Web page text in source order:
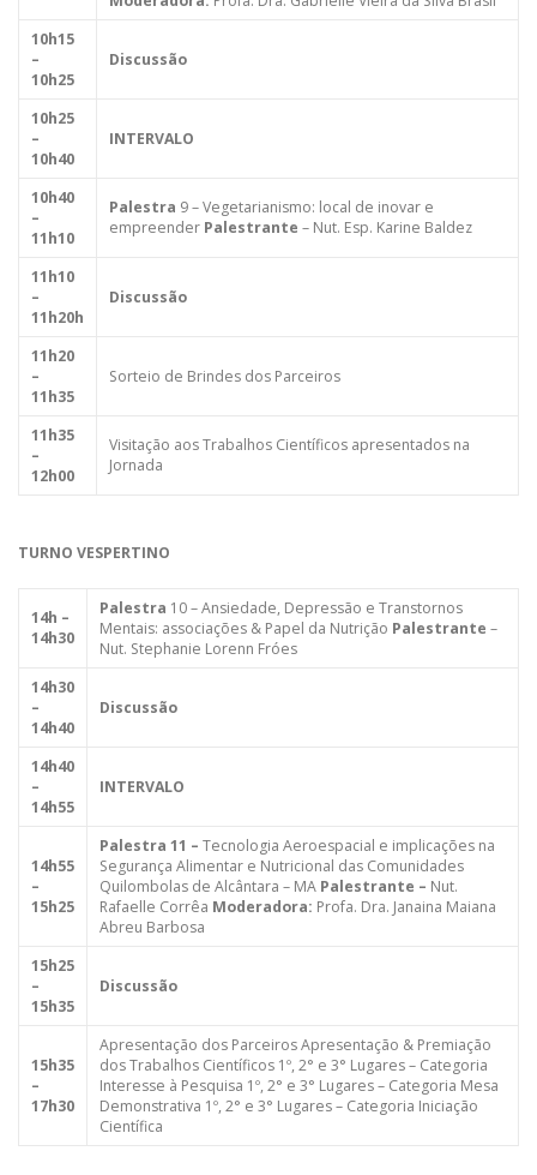
10h15
–
10h25
Discussão
10h25
–
10h40
INTERVALO
10h40
–
11h10
Palestra 9 – Vegetarianismo: local de inovar e
empreender Palestrante – Nut. Esp. Karine Baldez
11h10
–
11h20h
Discussão
11h20
–
11h35
Sorteio de Brindes dos Parceiros
11h35
–
12h00
Visitação aos Trabalhos Científicos apresentados na
Jornada
TURNO VESPERTINO
14h –
14h30
Palestra 10 – Ansiedade, Depressão e Transtornos
Mentais: associações & Papel da Nutrição Palestrante –
Nut. Stephanie Lorenn Fróes
14h30
–
14h40
Discussão
14h40
–
14h55
INTERVALO
14h55
–
15h25
Palestra 11 – Tecnologia Aeroespacial e implicações na
Segurança Alimentar e Nutricional das Comunidades
Quilombolas de Alcântara – MA Palestrante – Nut.
Rafaelle Corrêa Moderadora: Profa. Dra. Janaina Maiana
Abreu Barbosa
15h25
–
15h35
Discussão
15h35
–
17h30
Apresentação dos Parceiros Apresentação & Premiação
dos Trabalhos Científicos 1º, 2° e 3° Lugares – Categoria
Interesse à Pesquisa 1º, 2° e 3° Lugares – Categoria Mesa
Demonstrativa 1º, 2° e 3° Lugares – Categoria Iniciação
Científica